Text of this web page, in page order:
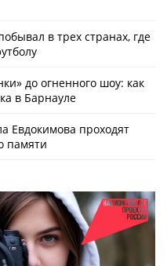
в трех странах, где
до огненного шоу: как
в Барнауле
Евдокимова проходят
памяти